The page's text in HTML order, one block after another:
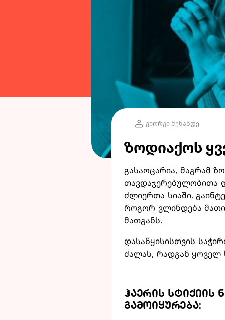
გიორგი მენაბდე
ზოდიაქოს
გასაოცარია, მაგრამ
თავდაჯერებულობითა
ძლიერთა სიაში.
როგორ ვლინდება
მათგანს.
დასაწყისისთვის
ძალას, რადგან ყოველ
ჰაერის სტიქიის
გამოიყურება: